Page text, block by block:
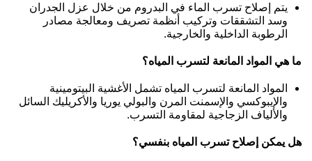
يتم إصلاح تسرب الماء في البدروم من خلال عزل الجدران
وسد التشققات وتركيب أنظمة تصريف ومعالجة مصادر
الرطوبة الداخلية والخارجية.
ما هي المواد المانعة لتسرب المياه؟
المواد المانعة لتسرب المياه تشمل الأغشية البيتومينية
والإيبوكسي والإسمنت المرن والبولي يوريا والأكريليك السائل
والألياف الزجاجية لمقاومة التسرب.
هل يمكن إصلاح تسرب المياه بنفسي؟